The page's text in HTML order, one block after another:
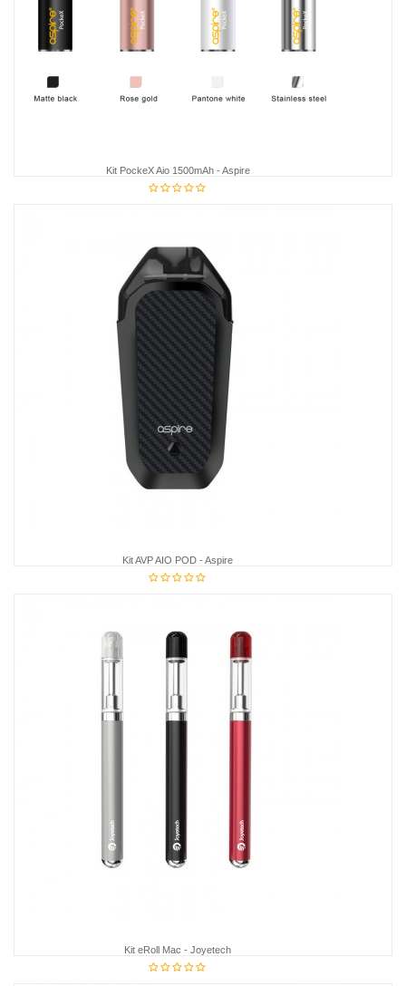
Kit PockeX Aio 1500mAh - Aspire
Kit AVP AIO POD - Aspire
Kit eRoll Mac - Joyetech